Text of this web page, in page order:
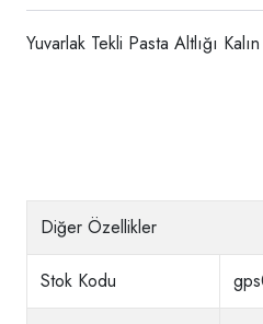
Yuvarlak Tekli Pasta Altlığı
Diğer Özellikler
Stok Kodu